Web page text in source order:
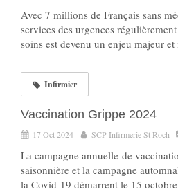
Avec 7 millions de Français sans
services des urgences
soins est devenu un enjeu majeur
Infirmier
Vaccination Grippe 2024
17 Oct 2024 SCP Infirmerie St Roch
La campagne annuelle de
saisonnière et la campagne
la Covid-19 démarrent le 15